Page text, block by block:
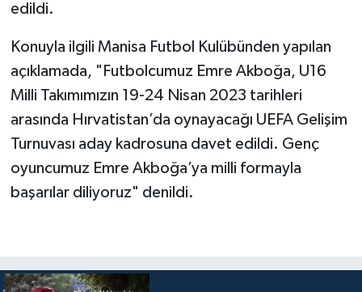
edildi.
Konuyla ilgili Manisa Futbol Kulübünden yapılan
açıklamada, "Futbolcumuz Emre Akboğa, U16
Milli Takımımızın 19-24 Nisan 2023 tarihleri
arasında Hırvatistan’da oynayacağı UEFA Gelişim
Turnuvası aday kadrosuna davet edildi. Genç
oyuncumuz Emre Akboğa’ya milli formayla
başarılar diliyoruz" denildi.